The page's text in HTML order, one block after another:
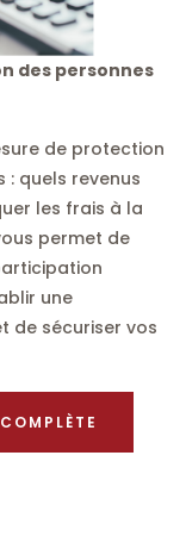
des personnes
de protection
quels revenus
les frais à la
permet de
une
de sécuriser vos